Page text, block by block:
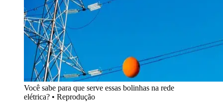
Você sabe para que serve essas bolinhas na rede
elétrica? • Reprodução